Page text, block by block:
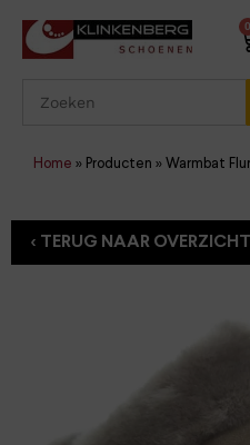
0
Home » Producten » Warmbat